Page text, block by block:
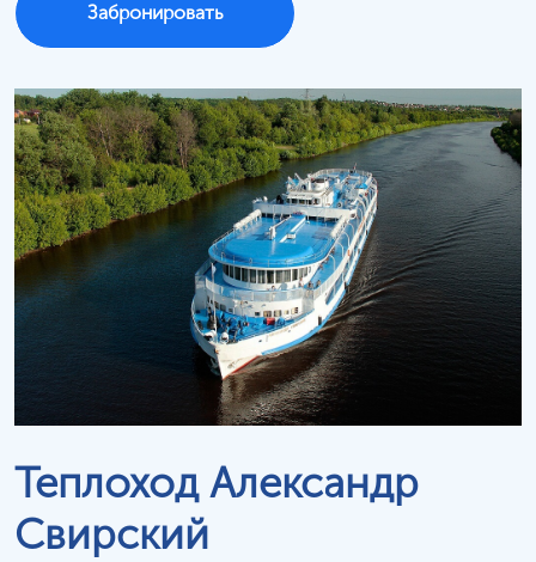
Забронировать
Теплоход Александр
Свирский